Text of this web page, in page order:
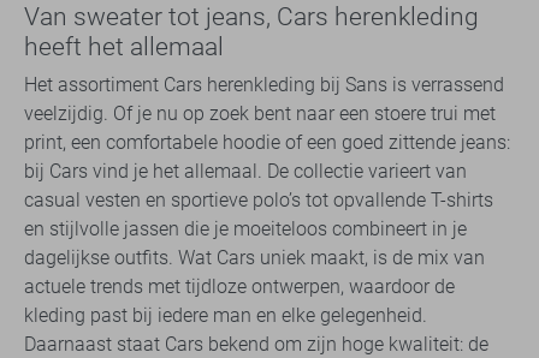
Van sweater tot jeans, Cars herenkleding
heeft het allemaal
Het assortiment Cars herenkleding bij Sans is verrassend
veelzijdig. Of je nu op zoek bent naar een stoere trui met
print, een comfortabele hoodie of een goed zittende jeans:
bij Cars vind je het allemaal. De collectie varieert van
casual vesten en sportieve polo’s tot opvallende T-shirts
en stijlvolle jassen die je moeiteloos combineert in je
dagelijkse outfits. Wat Cars uniek maakt, is de mix van
actuele trends met tijdloze ontwerpen, waardoor de
kleding past bij iedere man en elke gelegenheid.
Daarnaast staat Cars bekend om zijn hoge kwaliteit: de